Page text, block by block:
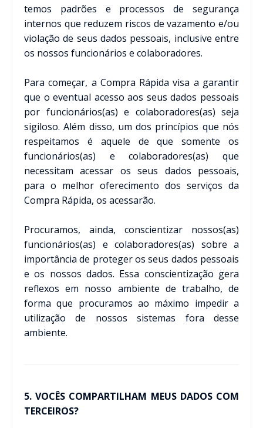
temos padrões e processos de segurança
internos que reduzem riscos de vazamento e/ou
violação de seus dados pessoais, inclusive entre
os nossos funcionários e colaboradores.
Para começar, a Compra Rápida visa a garantir
que o eventual acesso aos seus dados pessoais
por funcionários(as) e colaboradores(as) seja
sigiloso. Além disso, um dos princípios que nós
respeitamos é aquele de que somente os
funcionários(as) e colaboradores(as) que
necessitam acessar os seus dados pessoais,
para o melhor oferecimento dos serviços da
Compra Rápida, os acessarão.
Procuramos, ainda, conscientizar nossos(as)
funcionários(as) e colaboradores(as) sobre a
importância de proteger os seus dados pessoais
e os nossos dados. Essa conscientização gera
reflexos em nosso ambiente de trabalho, de
forma que procuramos ao máximo impedir a
utilização de nossos sistemas fora desse
ambiente.
5. VOCÊS COMPARTILHAM MEUS DADOS COM
TERCEIROS?